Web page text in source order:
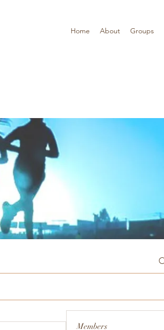
Home About Groups
Members